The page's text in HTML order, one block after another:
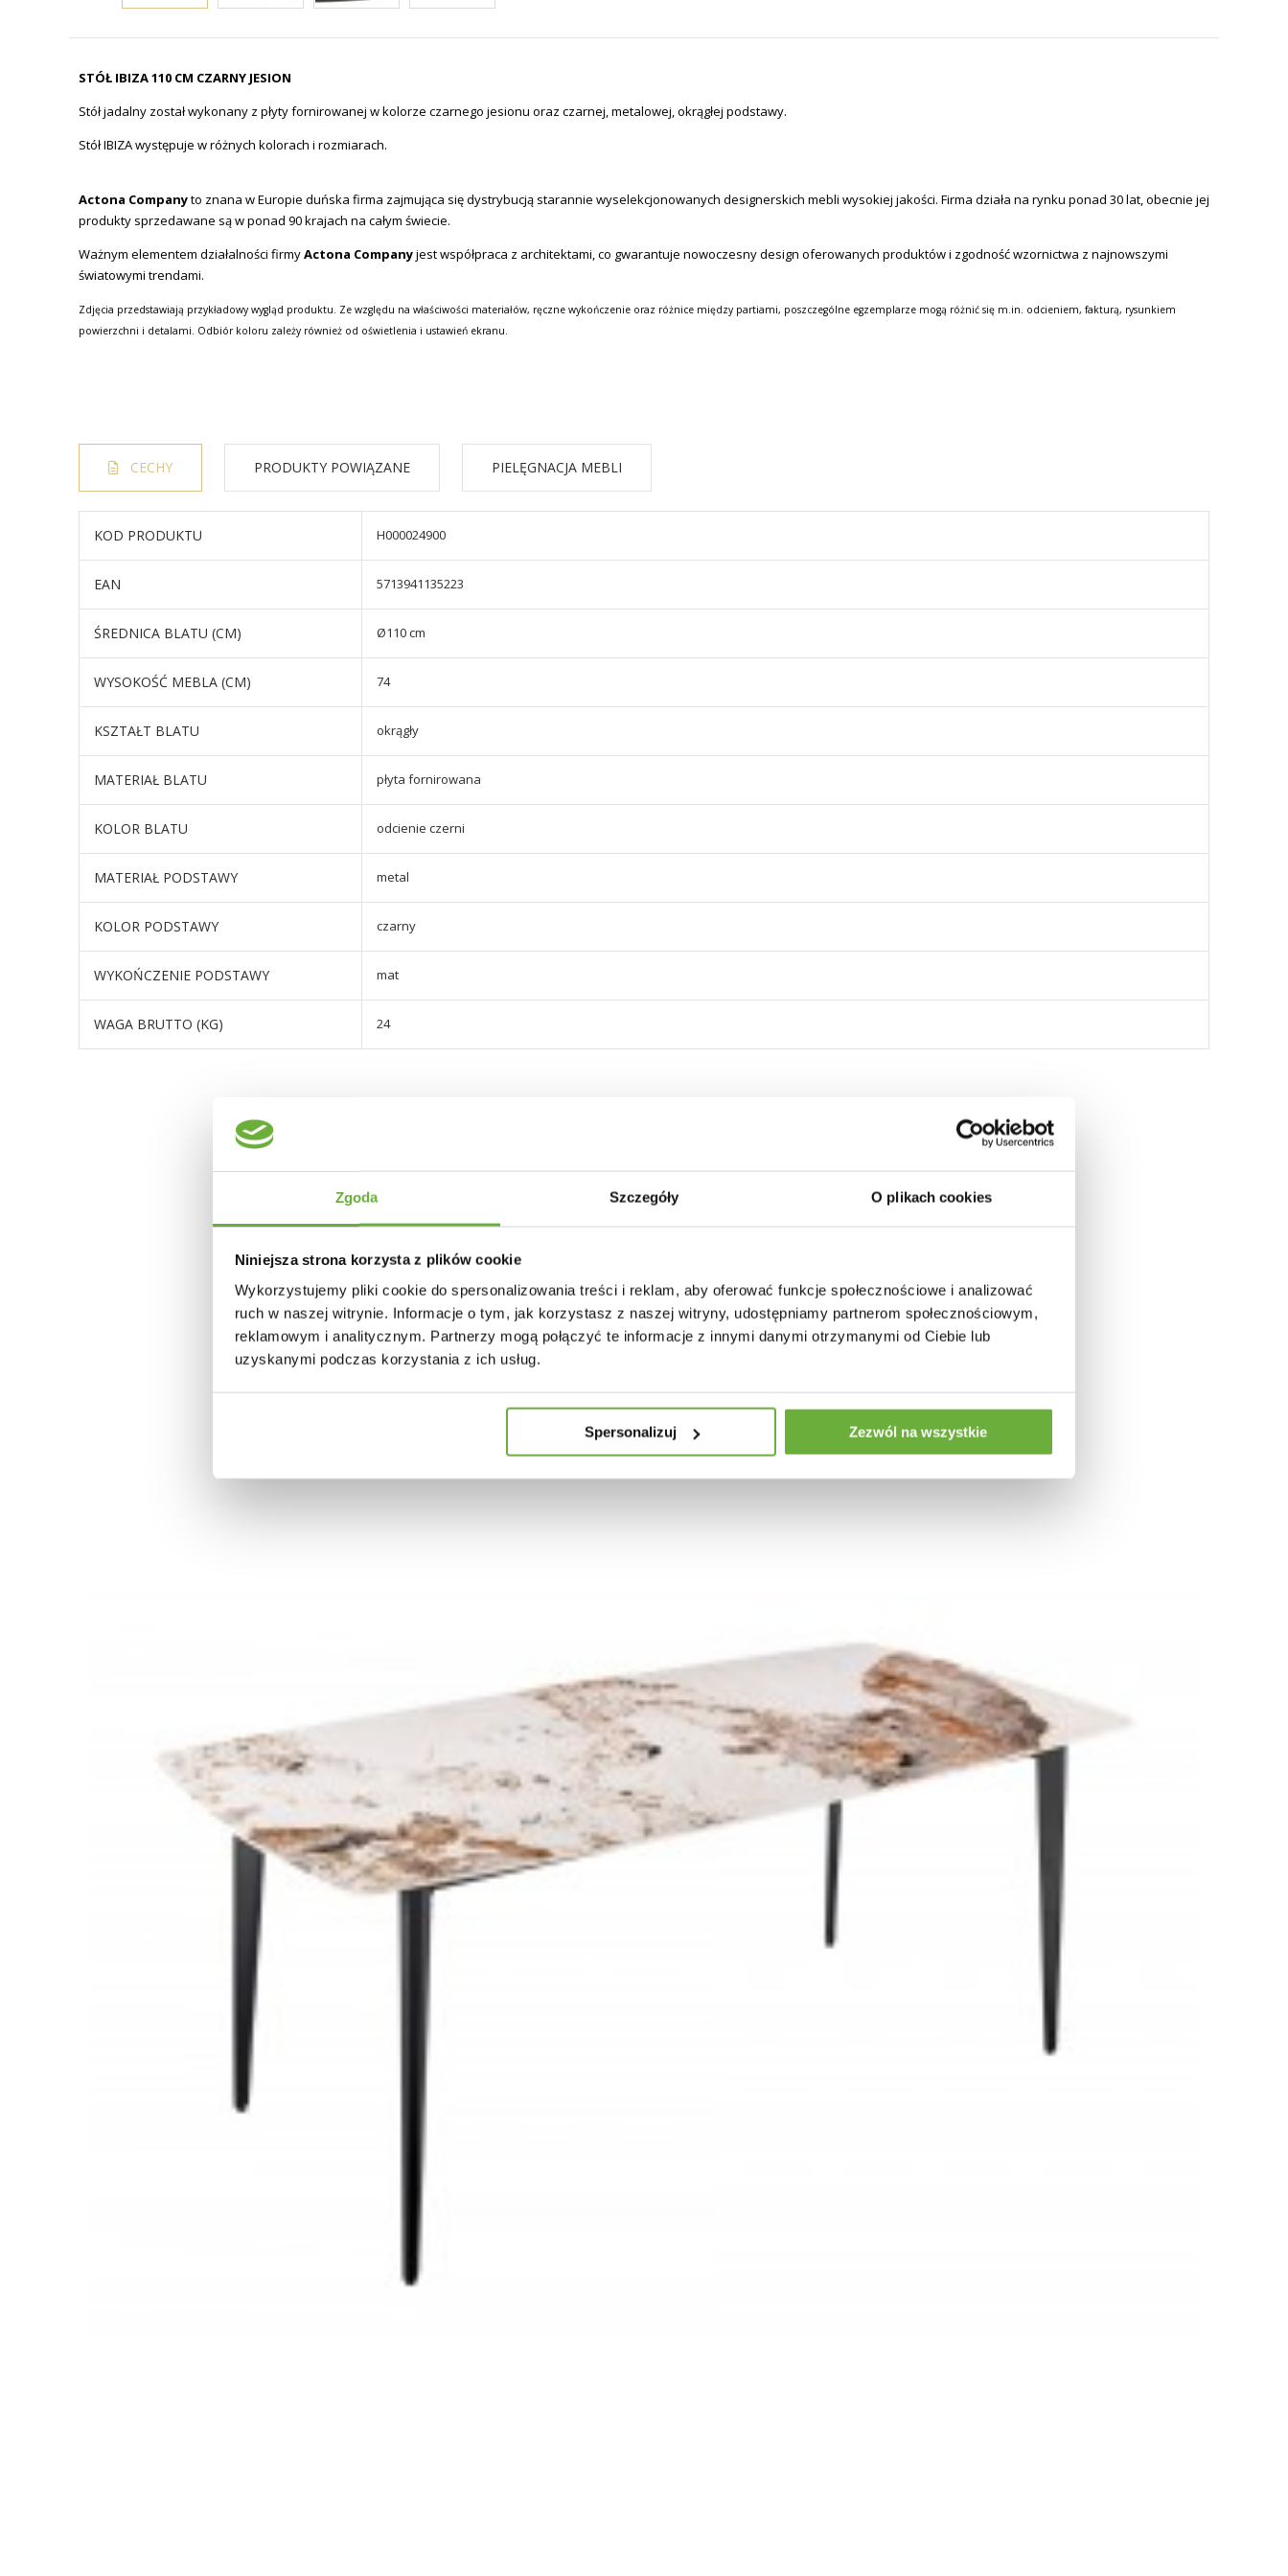
Zgoda Szczegóły O plikach cookies
Niniejsza strona korzysta z plików cookie
Wykorzystujemy pliki cookie do spersonalizowania treści i reklam, aby oferować funkcje społecznościowe i analizować
ruch w naszej witrynie. Informacje o tym, jak korzystasz z naszej witryny, udostępniamy partnerom społecznościowym,
reklamowym i analitycznym. Partnerzy mogą połączyć te informacje z innymi danymi otrzymanymi od Ciebie lub
uzyskanymi podczas korzystania z ich usług.
Spersonalizuj Zezwól na wszystkie
STÓŁ IBIZA 110 CM CZARNY JESION
Stół jadalny został wykonany z płyty fornirowanej w kolorze czarnego jesionu oraz czarnej, metalowej, okrągłej podstawy.
Stół IBIZA występuje w różnych kolorach i rozmiarach.
Actona Companyto znana w Europie duńska firma zajmująca się dystrybucją starannie wyselekcjonowanych designerskich mebli wysokiej jakości. Firma działa na rynku ponad 30 lat, obecnie jej
produkty sprzedawane są w ponad 90 krajach na całym świecie.
Ważnym elementem działalności firmyActona Companyjest współpraca z architektami, co gwarantuje nowoczesny design oferowanych produktów i zgodność wzornictwa z najnowszymi
światowymi trendami.
Zdjęcia przedstawiają przykładowy wygląd produktu. Ze względu na właściwości materiałów, ręczne wykończenie oraz różnice między partiami, poszczególne egzemplarze mogą różnić się m.in. odcieniem, fakturą, rysunkiem
powierzchni i detalami. Odbiór koloru zależy również od oświetlenia i ustawień ekranu.
CECHY PRODUKTY POWIĄZANE PIELĘGNACJA MEBLI
KOD PRODUKTU H000024900
EAN 5713941135223
ŚREDNICA BLATU (CM) Ø110 cm
WYSOKOŚĆ MEBLA (CM) 74
KSZTAŁT BLATU okrągły
MATERIAŁ BLATU płyta fornirowana
KOLOR BLATU odcienie czerni
MATERIAŁ PODSTAWY metal
KOLOR PODSTAWY czarny
WYKOŃCZENIE PODSTAWY mat
WAGA BRUTTO (KG) 24